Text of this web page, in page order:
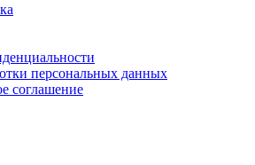
персональных данных
соглашение